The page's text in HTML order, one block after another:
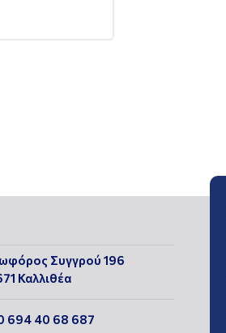
Συγγρού 196
Καλλιθέα
694 40 68 687